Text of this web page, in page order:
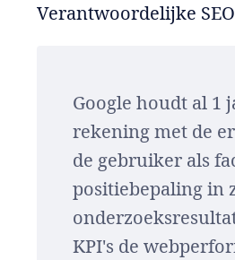
Verantwoordelijke SEO
Google houdt al 1
rekening met de
de gebruiker als
positiebepaling in
KPI's de